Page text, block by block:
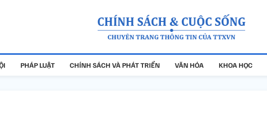
PHÁP LUẬT CHÍNH SÁCH VÀ PHÁT TRIỂN VĂN HÓA KHOA HỌC